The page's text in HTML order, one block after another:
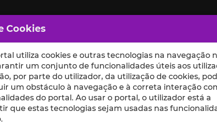
ESCOLAS UNIDADES
Cookies
utiliza cookies e outras tecnologias na navegação
um conjunto de funcionalidades úteis aos
por parte do utilizador, da utilização de cookies,
um obstáculo à navegação e à correta interação
do portal. Ao usar o portal, o utilizador está a
que estas tecnologias sejam usadas nas